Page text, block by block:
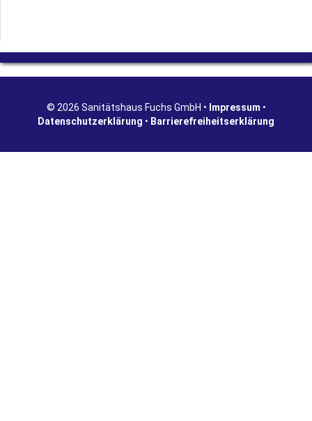
© 2026 Sanitätshaus Fuchs GmbH • Impressum •
Datenschutzerklärung • Barrierefreiheitserklärung